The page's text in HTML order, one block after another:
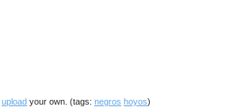
upload your own. (tags: negros hoyos)